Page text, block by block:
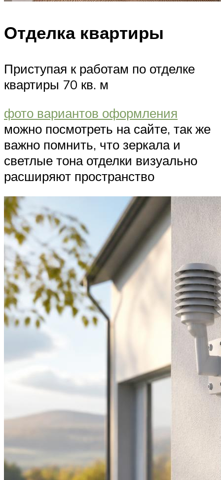
Отделка квартиры
Приступая к работам по отделке
квартиры 70 кв. м
фото вариантов оформления
можно посмотреть на сайте, так же
важно помнить, что зеркала и
светлые тона отделки визуально
расширяют пространство